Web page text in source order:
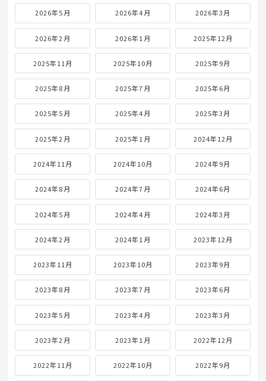
2026年5月 2026年4月 2026年3月
2026年2月 2026年1月 2025年12月
2025年11月 2025年10月 2025年9月
2025年8月 2025年7月 2025年6月
2025年5月 2025年4月 2025年3月
2025年2月 2025年1月 2024年12月
2024年11月 2024年10月 2024年9月
2024年8月 2024年7月 2024年6月
2024年5月 2024年4月 2024年3月
2024年2月 2024年1月 2023年12月
2023年11月 2023年10月 2023年9月
2023年8月 2023年7月 2023年6月
2023年5月 2023年4月 2023年3月
2023年2月 2023年1月 2022年12月
2022年11月 2022年10月 2022年9月